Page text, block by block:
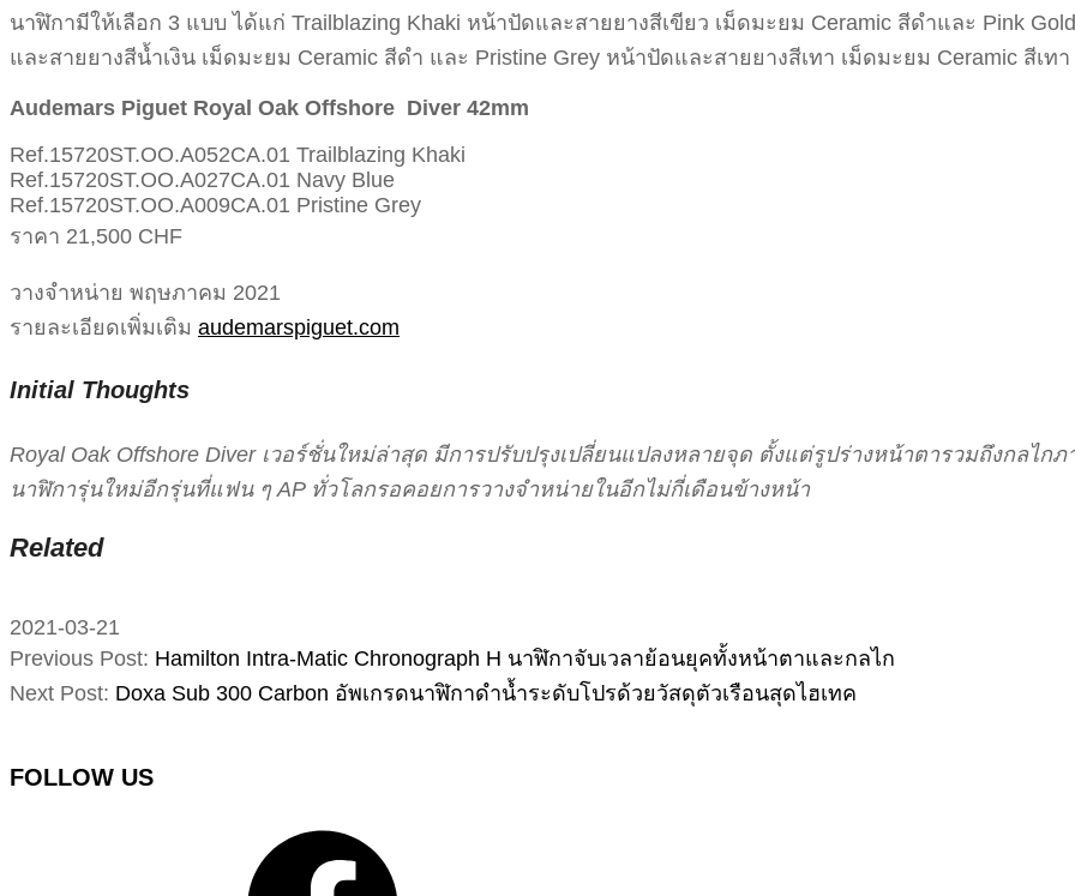
นาฬิกามีให้เลือก 3 แบบ ได้แก่ Trailblazing Khaki หน้าปัดและสายยางสีเขียว เม็ดมะยม Ceramic สีดำและ Pink
และสายยางสีน้ำเงิน เม็ดมะยม Ceramic สีดำ และ Pristine Grey หน้าปัดและสายยางสีเทา เม็ดมะยม Ceramic สีเทา
Audemars Piguet Royal Oak Offshore Diver 42mm
Ref.15720ST.OO.A052CA.01 Trailblazing Khaki
Ref.15720ST.OO.A027CA.01 Navy Blue
Ref.15720ST.OO.A009CA.01 Pristine Grey
ราคา 21,500 CHF
วางจำหน่าย พฤษภาคม 2021
รายละเอียดเพิ่มเติม audemarspiguet.com
Initial Thoughts
Royal Oak Offshore Diver เวอร์ชั่นใหม่ล่าสุด มีการปรับปรุงเปลี่ยนแปลงหลายจุด ตั้งแต่รูปร่างหน้าตารวมถึงกลไกภ
นาฬิการุ่นใหม่อีกรุ่นที่แฟน ๆ AP ทั่วโลกรอคอยการวางจำหน่ายในอีกไม่กี่เดือนข้างหน้า
Related
2021-03-21
Previous Post: Hamilton Intra-Matic Chronograph H นาฬิกาจับเวลาย้อนยุคทั้งหน้าตาและกลไก
Next Post: Doxa Sub 300 Carbon อัพเกรดนาฬิกาดำน้ำระดับโปรด้วยวัสดุตัวเรือนสุดไฮเทค
FOLLOW US